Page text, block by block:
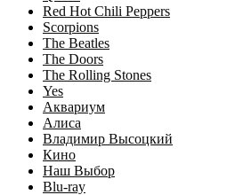
Red Hot Chili Peppers
Scorpions
The Beatles
The Doors
The Rolling Stones
Yes
Аквариум
Алиса
Владимир Высоцкий
Кино
Наш Выбор
Blu-ray